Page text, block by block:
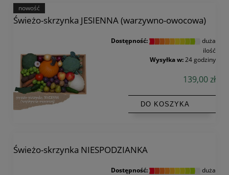
Świeżo-skrzynka JESIENNA (warzywno-owocowa)
Dostępność:
duża
ilość
Wysyłka w: 24 godziny
139,00 zł
DO KOSZYKA
nowość
Świeżo-skrzynka NIESPODZIANKA
Dostępność:
duża